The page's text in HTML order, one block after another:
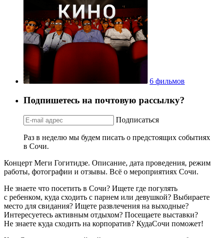
6 фильмов
Подпишетесь на почтовую рассылку?
Подписаться
Раз в неделю мы будем писать о предстоящих событиях
в Сочи.
Концерт Меги Гогитидзе. Описание, дата проведения, режим
работы, фотографии и отзывы. Всё о мероприятиях Сочи.
Не знаете что посетить в Сочи? Ищете где погулять
с ребенком, куда сходить с парнем или девушкой? Выбираете
место для свидания? Ищете развлечения на выходные?
Интересуетесь активным отдыхом? Посещаете выставки?
Не знаете куда сходить на корпоратив? КудаСочи поможет!